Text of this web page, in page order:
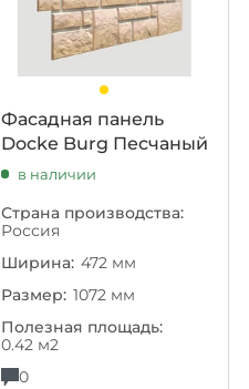
Фасадная панель
Docke Burg Песчаный
в наличии
Страна производства:
Россия
Ширина: 472 мм
Размер: 1072 мм
Полезная площадь:
0.42 м2
0